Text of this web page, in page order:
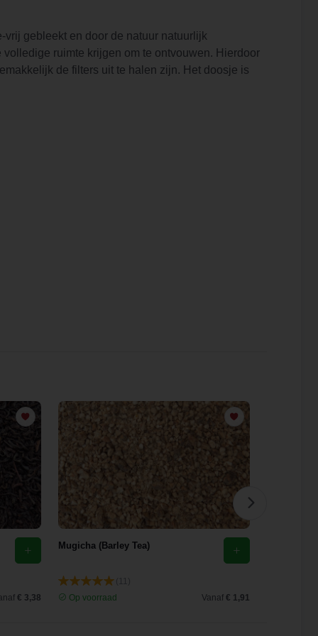
gebleekt en door de natuur natuurlijk
ruimte krijgen om te ontvouwen. Hierdoor
de filters uit te halen zijn. Het doosje is
€ 3,38
Mugicha (Barley Tea)
Op voorraad
Vanaf € 1,91